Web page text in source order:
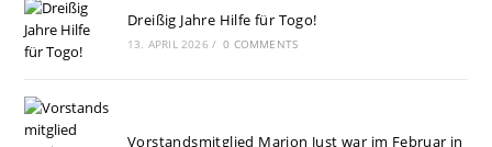
Dreißig Jahre Hilfe für Togo!
13. APRIL 2026 / 0 COMMENTS
Vorstandsmitglied Marion Just war im Februar in